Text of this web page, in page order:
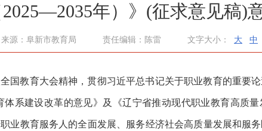
年）》(征求意见稿)
来源：阜新市教育局 责任编辑：陈雷 文字大小： 大 中
国教育大会精神，贯彻习近平总书记关于职业教育的重要论
系建设改革的意见》及《辽宁省推动现代职业教育高质
业教育服务人的全面发展、服务经济社会高质量发展和服